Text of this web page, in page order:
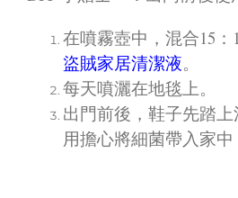
在噴霧壺中，混合15：
盜賊家居清潔液。
每天噴灑在地毯上。
出門前後，鞋子先踏
用擔心將細菌帶入家中